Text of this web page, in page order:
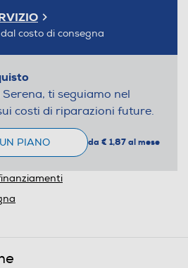
costo di consegna
ti seguiamo nel
costi di riparazioni future.
PIANO da € 1,87 al mese